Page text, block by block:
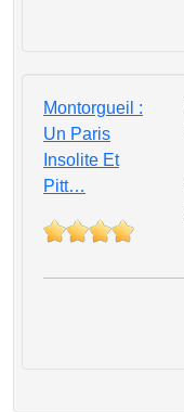
Montorgueil :
Un Paris
Insolite Et
Pitt…